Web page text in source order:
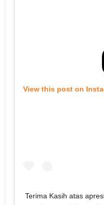
View this post on
Terima Kasih atas